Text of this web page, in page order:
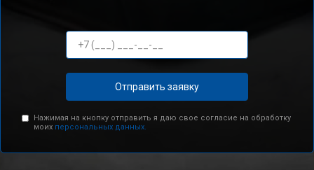
Отправить заявку
Нажимая на кнопку отправить я даю свое согласие на обработку
моих персональных данных.